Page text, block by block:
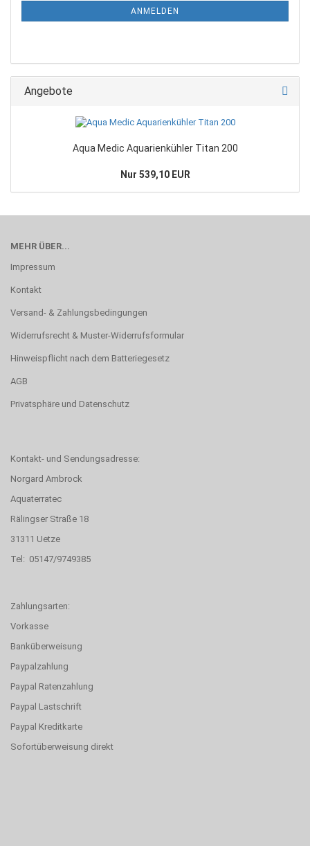
ANMELDEN
Angebote
Aqua Medic Aquarienkühler Titan 200
Nur 539,10 EUR
MEHR ÜBER...
Impressum
Kontakt
Versand- & Zahlungsbedingungen
Widerrufsrecht & Muster-Widerrufsformular
Hinweispflicht nach dem Batteriegesetz
AGB
Privatsphäre und Datenschutz
Kontakt- und Sendungsadresse:
Norgard Ambrock
Aquaterratec
Rälingser Straße 18
31311 Uetze
Tel: 05147/9749385
Zahlungsarten:
Vorkasse
Banküberweisung
Paypalzahlung
Paypal Ratenzahlung
Paypal Lastschrift
Paypal Kreditkarte
Sofortüberweisung direkt